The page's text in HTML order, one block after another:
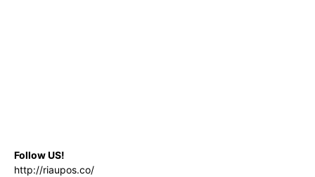
Follow US!
http://riaupos.co/